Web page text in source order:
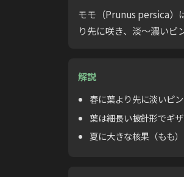
モモ（Prunus persica）
り先に咲き、淡〜濃いピ
解説
春に葉より先に淡いピ
葉は細長い披針形でギ
夏に大きな核果（もも